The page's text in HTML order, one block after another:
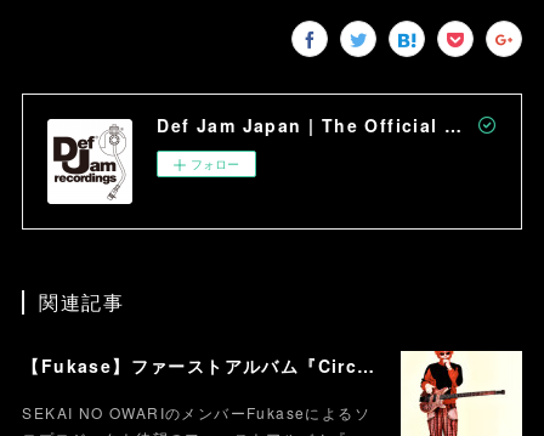
Def Jam Japan | The Official Site
フォロー
関連記事
【Fukase】ファーストアルバム『Circusm』本日配信スタート！！！ CDパッケージの発売も決定！ 超豪華仕様のデラックス盤など5月にリリース！
SEKAI NO OWARIのメンバーFukaseによるソ